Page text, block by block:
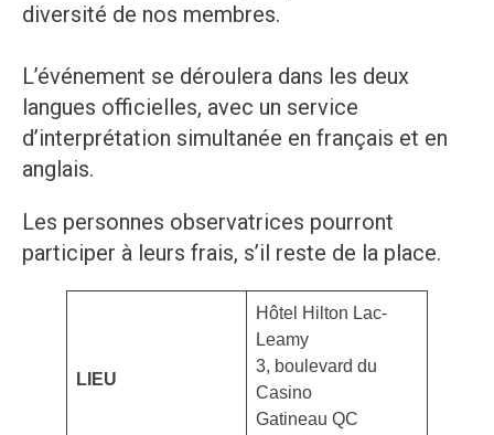
diversité de nos membres.
L’événement se déroulera dans les deux
langues officielles, avec un service
d’interprétation simultanée en français et en
anglais.
Les personnes observatrices pourront
participer à leurs frais, s’il reste de la place.
LIEU
Hôtel Hilton Lac-
Leamy
3, boulevard du
Casino
Gatineau QC